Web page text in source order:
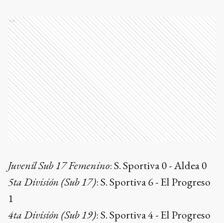
Ads
Juvenil Sub 17 Femenino: S. Sportiva 0 - Aldea 0
5ta División (Sub 17): S. Sportiva 6 - El Progreso
1
4ta División (Sub 19): S. Sportiva 4 - El Progreso